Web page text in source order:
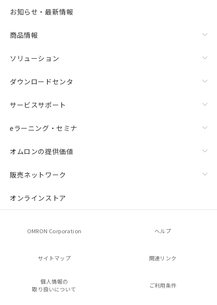
お知らせ・最新情報
商品情報
ソリューション
ダウンロードセンタ
サービスサポート
eラーニング・セミナ
オムロンの提供価値
販売ネットワーク
オンラインストア
OMRON Corporation ヘルプ
サイトマップ 関連リンク
個人情報の
取り扱いについて
ご利用条件